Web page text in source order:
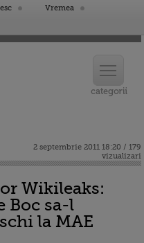
Vremea
2 septembrie 2011 18:20 / 179
vizualizari
Wikileaks:
Boc sa-l
la MAE